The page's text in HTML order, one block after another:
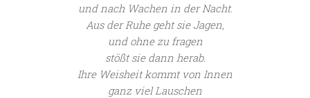
und nach Wachen in der Nacht.
Aus der Ruhe geht sie Jagen,
und ohne zu fragen
stößt sie dann herab.
Ihre Weisheit kommt von Innen
ganz viel Lauschen